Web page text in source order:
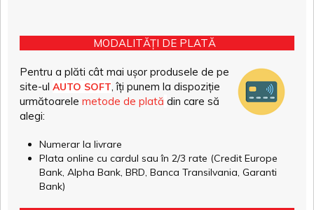
MODALITĂȚI DE PLATĂ
Pentru a plăti cât mai ușor produsele de pe
site-ul AUTO SOFT , îți punem la dispoziție
următoarele metode de plată din care să
alegi:
Numerar la livrare
Plata online cu cardul sau în 2/3 rate (Credit Europe
Bank, Alpha Bank, BRD, Banca Transilvania, Garanti
Bank)